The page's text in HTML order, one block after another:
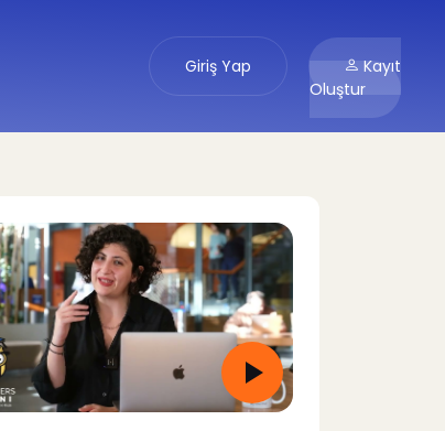
Giriş Yap
Kayıt
Oluştur